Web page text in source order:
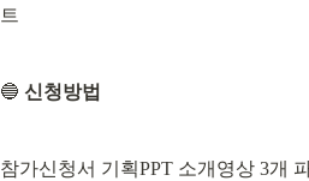
트
🔵 신청방법
참가신청서 기획PPT 소개영상 3개